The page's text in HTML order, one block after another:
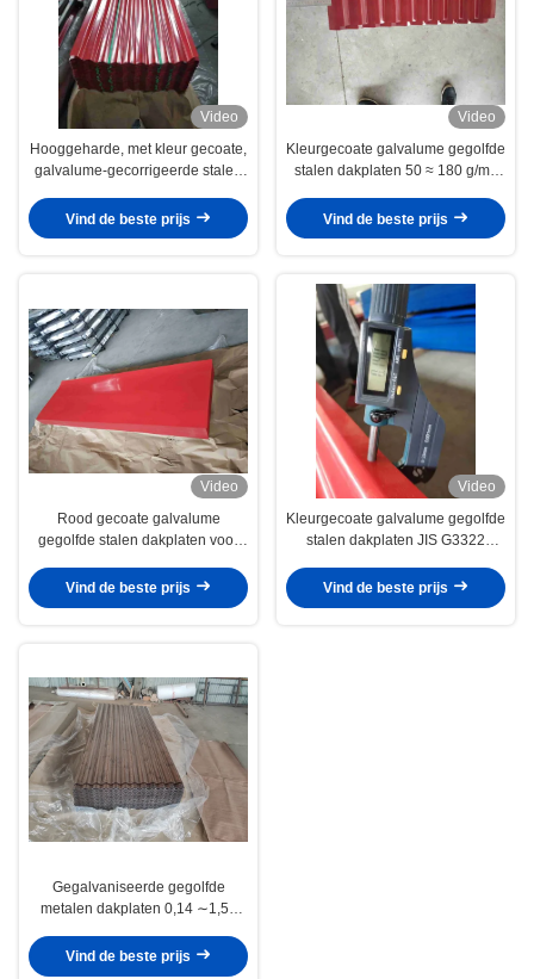
Video
Hooggeharde, met kleur gecoate,
galvalume-gecorrigeerde stalen
wandpanelen
Vind de beste prijs
Video
Kleurgecoate galvalume gegolfde
stalen dakplaten 50 ≈ 180 g/m2
Vind de beste prijs
Video
Rood gecoate galvalume
gegolfde stalen dakplaten voor
Vind de beste prijs
Video
Kleurgecoate galvalume gegolfde
stalen dakplaten JIS G3322
wandpanelen
Vind de beste prijs
Gegalvaniseerde gegolfde
metalen dakplaten 0,14 ∼1,50
zinkcoating voor dak- en
Vind de beste prijs